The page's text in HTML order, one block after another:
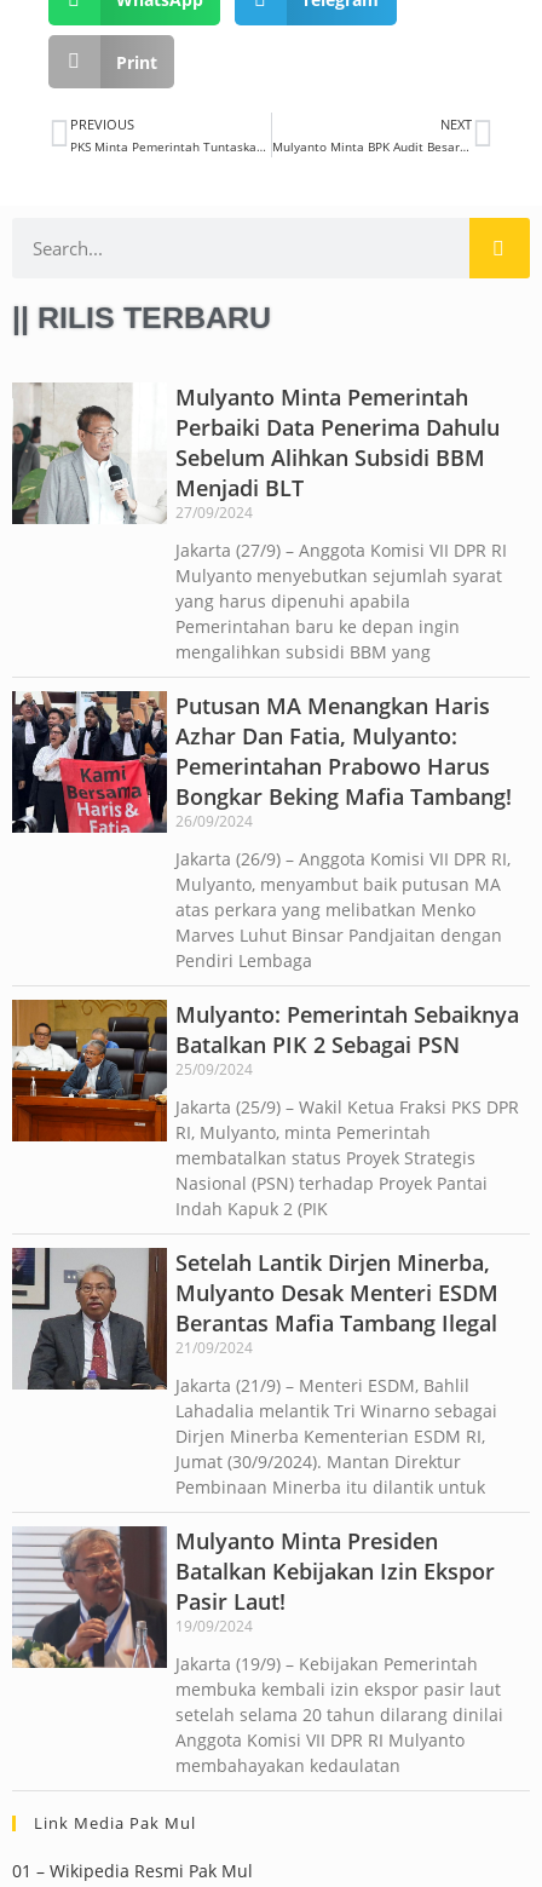
Print
PREVIOUS
PKS Minta Pemerintah Tuntaskan Pembangunan PLTA Batang Toru
NEXT
Mulyanto Minta BPK Audit Besaran Gaji Ahok
|| RILIS TERBARU
Mulyanto Minta Pemerintah
Perbaiki Data Penerima Dahulu
Sebelum Alihkan Subsidi BBM
Menjadi BLT
27/09/2024
Jakarta (27/9) – Anggota Komisi VII DPR RI
Mulyanto menyebutkan sejumlah syarat
yang harus dipenuhi apabila
Pemerintahan baru ke depan ingin
mengalihkan subsidi BBM yang
Putusan MA Menangkan Haris
Azhar Dan Fatia, Mulyanto:
Pemerintahan Prabowo Harus
Bongkar Beking Mafia Tambang!
26/09/2024
Jakarta (26/9) – Anggota Komisi VII DPR RI,
Mulyanto, menyambut baik putusan MA
atas perkara yang melibatkan Menko
Marves Luhut Binsar Pandjaitan dengan
Pendiri Lembaga
Mulyanto: Pemerintah Sebaiknya
Batalkan PIK 2 Sebagai PSN
25/09/2024
Jakarta (25/9) – Wakil Ketua Fraksi PKS DPR
RI, Mulyanto, minta Pemerintah
membatalkan status Proyek Strategis
Nasional (PSN) terhadap Proyek Pantai
Indah Kapuk 2 (PIK
Setelah Lantik Dirjen Minerba,
Mulyanto Desak Menteri ESDM
Berantas Mafia Tambang Ilegal
21/09/2024
Jakarta (21/9) – Menteri ESDM, Bahlil
Lahadalia melantik Tri Winarno sebagai
Dirjen Minerba Kementerian ESDM RI,
Jumat (30/9/2024). Mantan Direktur
Pembinaan Minerba itu dilantik untuk
Mulyanto Minta Presiden
Batalkan Kebijakan Izin Ekspor
Pasir Laut!
19/09/2024
Jakarta (19/9) – Kebijakan Pemerintah
membuka kembali izin ekspor pasir laut
setelah selama 20 tahun dilarang dinilai
Anggota Komisi VII DPR RI Mulyanto
membahayakan kedaulatan
Link Media Pak Mul
01 – Wikipedia Resmi Pak Mul